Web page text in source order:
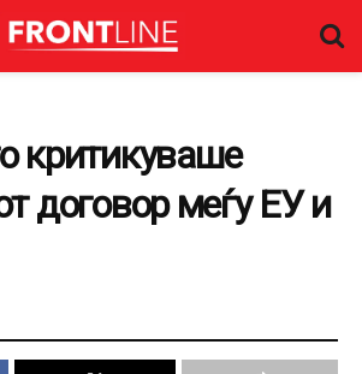
критикуваше
договор меѓу ЕУ и